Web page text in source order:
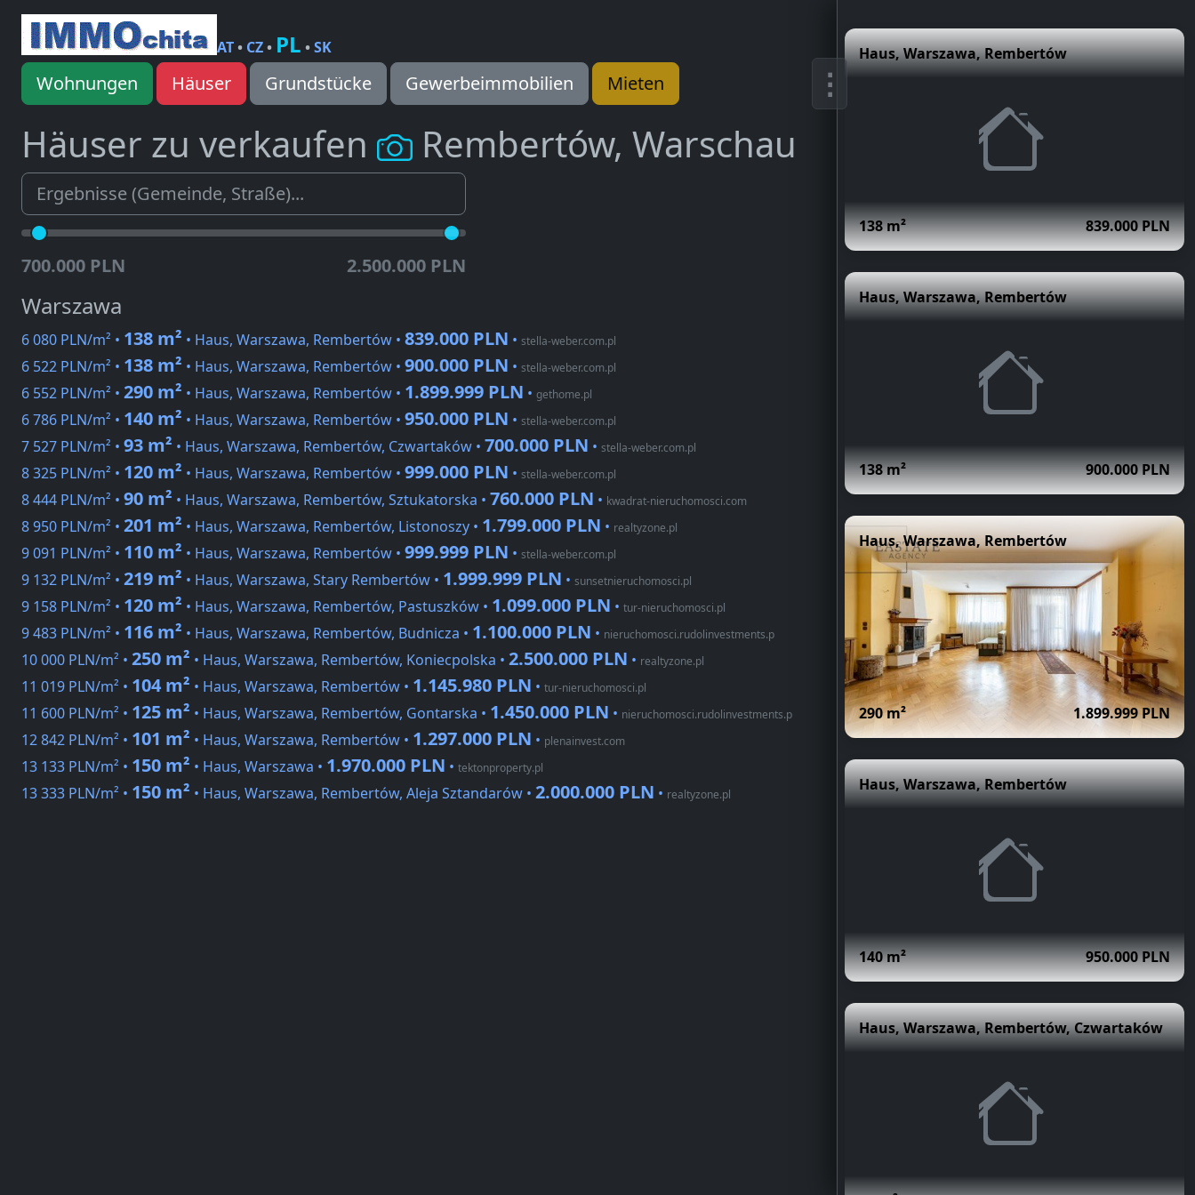
AT• CZ• PL •SK
Wohnungen Häuser Grundstücke Gewerbeimmobilien Mieten
Häuser zu verkaufen Rembertów, Warschau
700.000 PLN 2.500.000 PLN
Warszawa
6 080 PLN/m² • 138 m² • Haus, Warszawa, Rembertów • 839.000 PLN • stella-weber.com.pl
6 522 PLN/m² • 138 m² • Haus, Warszawa, Rembertów • 900.000 PLN • stella-weber.com.pl
6 552 PLN/m² • 290 m² • Haus, Warszawa, Rembertów • 1.899.999 PLN • gethome.pl
6 786 PLN/m² • 140 m² • Haus, Warszawa, Rembertów • 950.000 PLN • stella-weber.com.pl
7 527 PLN/m² • 93 m² • Haus, Warszawa, Rembertów, Czwartaków • 700.000 PLN • stella-weber.com.pl
8 325 PLN/m² • 120 m² • Haus, Warszawa, Rembertów • 999.000 PLN • stella-weber.com.pl
8 444 PLN/m² • 90 m² • Haus, Warszawa, Rembertów, Sztukatorska • 760.000 PLN • kwadrat-nieruchomosci.com
8 950 PLN/m² • 201 m² • Haus, Warszawa, Rembertów, Listonoszy • 1.799.000 PLN • realtyzone.pl
9 091 PLN/m² • 110 m² • Haus, Warszawa, Rembertów • 999.999 PLN • stella-weber.com.pl
9 132 PLN/m² • 219 m² • Haus, Warszawa, Stary Rembertów • 1.999.999 PLN • sunsetnieruchomosci.pl
9 158 PLN/m² • 120 m² • Haus, Warszawa, Rembertów, Pastuszków • 1.099.000 PLN • tur-nieruchomosci.pl
9 483 PLN/m² • 116 m² • Haus, Warszawa, Rembertów, Budnicza • 1.100.000 PLN • nieruchomosci.rudolinvestments.p
10 000 PLN/m² • 250 m² • Haus, Warszawa, Rembertów, Koniecpolska • 2.500.000 PLN • realtyzone.pl
11 019 PLN/m² • 104 m² • Haus, Warszawa, Rembertów • 1.145.980 PLN • tur-nieruchomosci.pl
11 600 PLN/m² • 125 m² • Haus, Warszawa, Rembertów, Gontarska • 1.450.000 PLN • nieruchomosci.rudolinvestments.p
12 842 PLN/m² • 101 m² • Haus, Warszawa, Rembertów • 1.297.000 PLN • plenainvest.com
13 133 PLN/m² • 150 m² • Haus, Warszawa • 1.970.000 PLN • tektonproperty.pl
13 333 PLN/m² • 150 m² • Haus, Warszawa, Rembertów, Aleja Sztandarów • 2.000.000 PLN • realtyzone.pl